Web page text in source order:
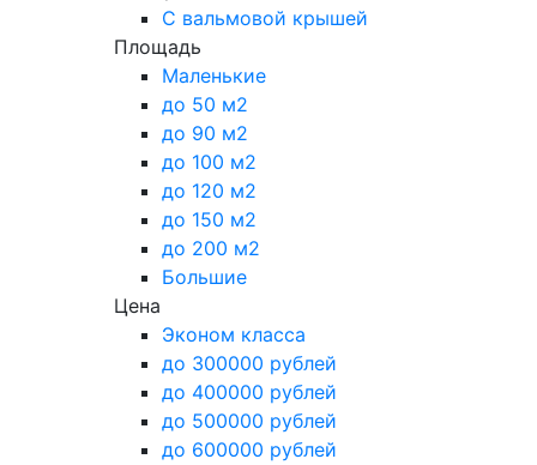
С вальмовой крышей
Площадь
Маленькие
до 50 м2
до 90 м2
до 100 м2
до 120 м2
до 150 м2
до 200 м2
Большие
Цена
Эконом класса
до 300000 рублей
до 400000 рублей
до 500000 рублей
до 600000 рублей